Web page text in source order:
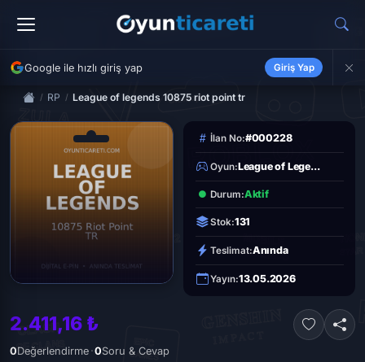
Google ile hızlı giriş yap Giriş Yap
RP League of legends 10875 riot point tr
İlan No:#000228
Oyun:League of Lege...
Durum:Aktif
Stok:131
Teslimat:Anında
Yayın:13.05.2026
2.411,16 ₺
0Değerlendirme ·0Soru & Cevap